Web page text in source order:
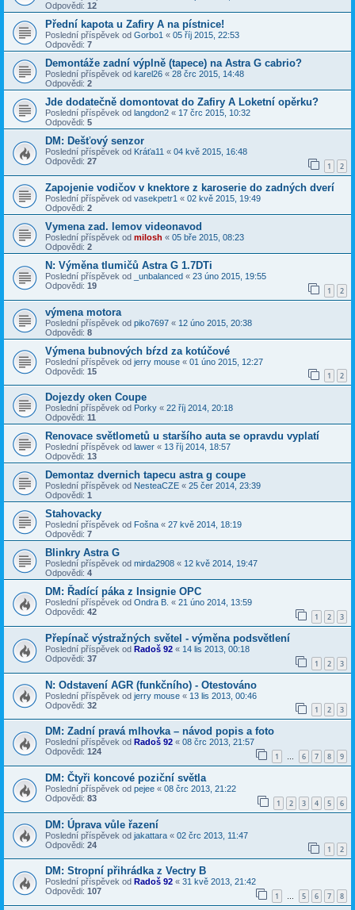
Odpovědi: 12
Přední kapota u Zafiry A na pístnice!
Poslední příspěvek od Gorbo1 « 05 říj 2015, 22:53
Odpovědi: 7
Demontáže zadní výplně (tapece) na Astra G cabrio?
Poslední příspěvek od karel26 « 28 črc 2015, 14:48
Odpovědi: 2
Jde dodatečně domontovat do Zafiry A Loketní opěrku?
Poslední příspěvek od langdon2 « 17 črc 2015, 10:32
Odpovědi: 5
DM: Dešťový senzor
Poslední příspěvek od Kráťa11 « 04 kvě 2015, 16:48
Odpovědi: 27 1 2
Zapojenie vodičov v knektore z karoserie do zadných dverí
Poslední příspěvek od vasekpetr1 « 02 kvě 2015, 19:49
Odpovědi: 2
Vymena zad. lemov videonavod
Poslední příspěvek od milosh « 05 bře 2015, 08:23
Odpovědi: 2
N: Výměna tlumičů Astra G 1.7DTi
Poslední příspěvek od _unbalanced « 23 úno 2015, 19:55
Odpovědi: 19 1 2
výmena motora
Poslední příspěvek od piko7697 « 12 úno 2015, 20:38
Odpovědi: 8
Výmena bubnových bŕzd za kotúčové
Poslední příspěvek od jerry mouse « 01 úno 2015, 12:27
Odpovědi: 15 1 2
Dojezdy oken Coupe
Poslední příspěvek od Porky « 22 říj 2014, 20:18
Odpovědi: 11
Renovace světlometů u staršího auta se opravdu vyplatí
Poslední příspěvek od lawer « 13 říj 2014, 18:57
Odpovědi: 13
Demontaz dvernich tapecu astra g coupe
Poslední příspěvek od NesteaCZE « 25 čer 2014, 23:39
Odpovědi: 1
Stahovacky
Poslední příspěvek od Fošna « 27 kvě 2014, 18:19
Odpovědi: 7
Blinkry Astra G
Poslední příspěvek od mirda2908 « 12 kvě 2014, 19:47
Odpovědi: 4
DM: Řadící páka z Insignie OPC
Poslední příspěvek od Ondra B. « 21 úno 2014, 13:59
Odpovědi: 42 1 2 3
Přepínač výstražných světel - výměna podsvětlení
Poslední příspěvek od Radoš 92 « 14 lis 2013, 00:18
Odpovědi: 37 1 2 3
N: Odstavení AGR (funkčního) - Otestováno
Poslední příspěvek od jerry mouse « 13 lis 2013, 00:46
Odpovědi: 32 1 2 3
DM: Zadní pravá mlhovka – návod popis a foto
Poslední příspěvek od Radoš 92 « 08 črc 2013, 21:57
Odpovědi: 124 1 … 6 7 8 9
DM: Čtyři koncové poziční světla
Poslední příspěvek od pejee « 08 črc 2013, 21:22
Odpovědi: 83 1 2 3 4 5 6
DM: Úprava vůle řazení
Poslední příspěvek od jakattara « 02 črc 2013, 11:47
Odpovědi: 24 1 2
DM: Stropní přihrádka z Vectry B
Poslední příspěvek od Radoš 92 « 31 kvě 2013, 21:42
Odpovědi: 107 1 … 5 6 7 8